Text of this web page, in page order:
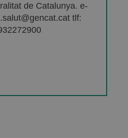
de Catalunya. e-
tlf: